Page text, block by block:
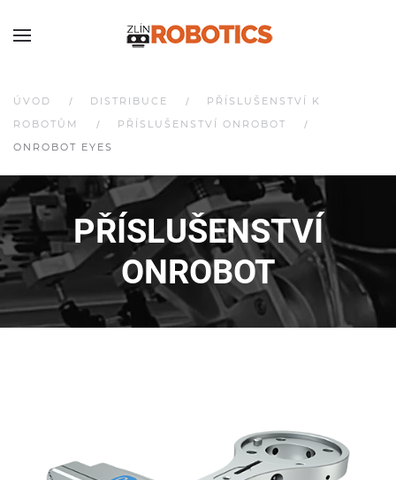
ÚVOD DISTRIBUCE
PŘÍSLUŠENSTVÍ K
ROBOTŮM
PŘÍSLUŠENSTVÍ ONROBOT
ONROBOT EYES
PŘÍSLUŠENSTVÍ
ONROBOT